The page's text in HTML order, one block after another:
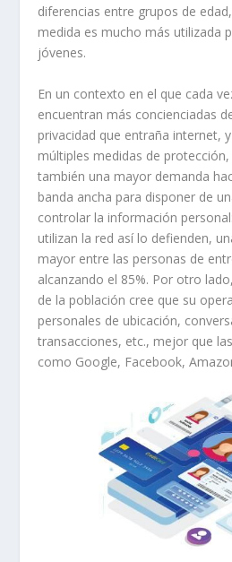
diferencias entre grupos de
medida es mucho más utilizada
jóvenes.
En un contexto en el que cada
encuentran más concienciadas
privacidad que entraña internet,
múltiples medidas de
también una mayor demanda
banda ancha para disponer de
controlar la información
utilizan la red así lo defienden,
mayor entre las personas de
alcanzando el 85%. Por otro
de la población cree que su
personales de ubicación,
transacciones, etc., mejor que
como Google, Facebook,